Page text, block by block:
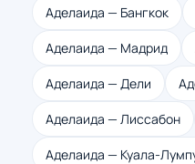
Аделаида — Бангкок
Аделаида — Мадрид
Аделаида — Дели
Аделаида — Лиссабон
Аделаида — Куала-